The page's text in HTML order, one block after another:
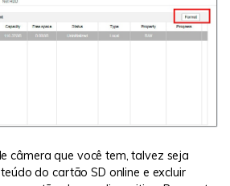
câmera que você tem, talvez seja
do cartão SD online e excluir